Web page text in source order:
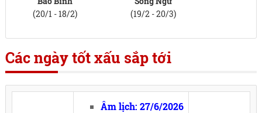
(20/1 - 18/2)
(19/2 - 20/3)
Các ngày tốt xấu sắp tới
Âm lịch: 27/6/2026